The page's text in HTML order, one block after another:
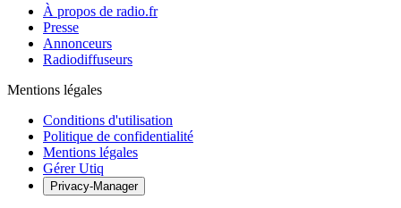
À propos de radio.fr
Presse
Annonceurs
Radiodiffuseurs
Mentions légales
Conditions d'utilisation
Politique de confidentialité
Mentions légales
Gérer Utiq
Privacy-Manager